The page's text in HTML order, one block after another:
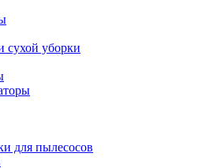
сухой уборки
для пылесосов